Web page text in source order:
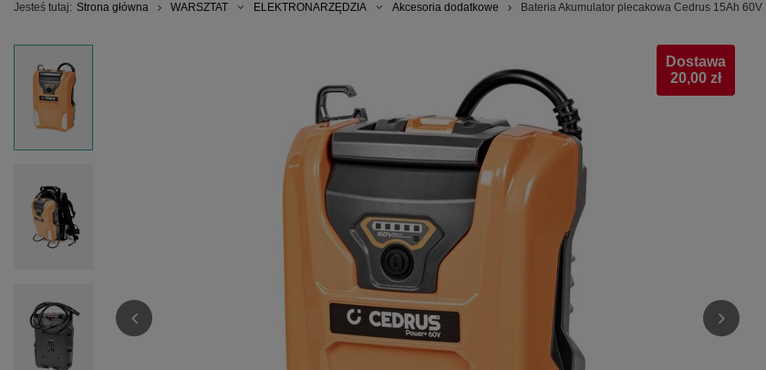
Jesteś tutaj: Strona główna WARSZTAT ELEKTRONARZĘDZIA Akcesoria dodatkowe Bateria Akumulator plecakowa Cedrus 15Ah 60V
Dostawa
20,00 zł